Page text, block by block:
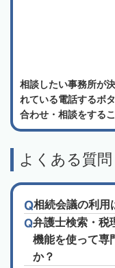
相談したい事務所が
れている電話するボ
合わせ・相談をする
よくある質問
相続会議の利用
弁護士検索・税
機能を使って専
か？